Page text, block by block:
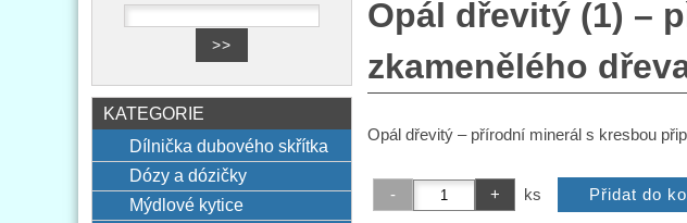
Opál dřevitý (1) –
zkamenělého
Opál dřevitý – přírodní minerál s kresbou
ks
KATEGORIE
Dílnička dubového skřítka
Dózy a dózičky
Mýdlové kytice